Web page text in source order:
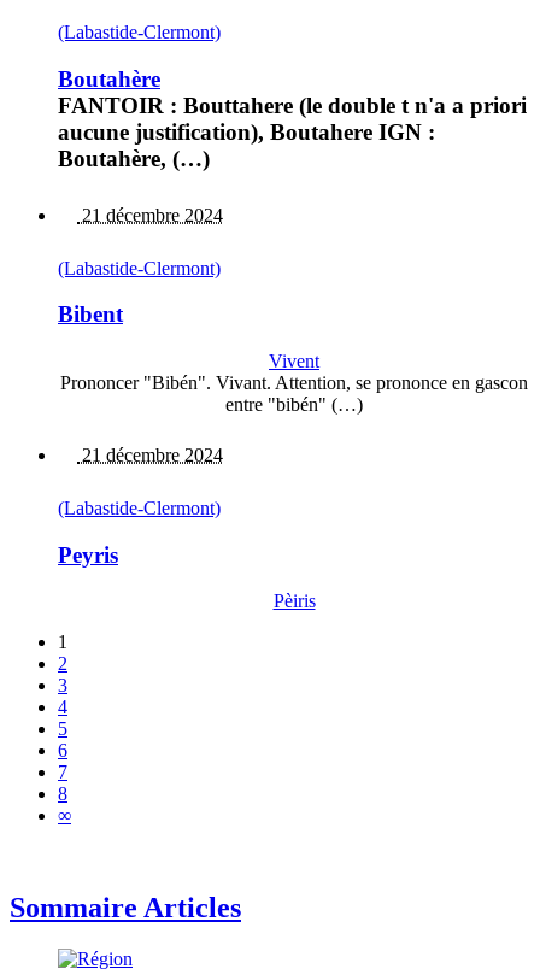
(Labastide-Clermont)
Boutahère
FANTOIR : Bouttahere (le double t n'a a priori
aucune justification), Boutahere IGN :
Boutahère, (…)
21 décembre 2024
(Labastide-Clermont)
Bibent
Vivent
Prononcer "Bibén". Vivant. Attention, se prononce en gascon
entre "bibén" (…)
21 décembre 2024
(Labastide-Clermont)
Peyris
Pèiris
1
2
3
4
5
6
7
8
∞
Sommaire Articles